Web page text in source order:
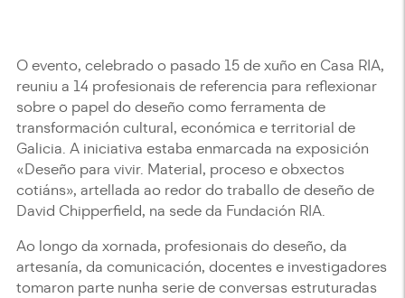
O evento, celebrado o pasado 15 de xuño en Casa RIA,
reuniu a 14 profesionais de referencia para reflexionar
sobre o papel do deseño como ferramenta de
transformación cultural, económica e territorial de
Galicia. A iniciativa estaba enmarcada na exposición
«Deseño para vivir. Material, proceso e obxectos
cotiáns», artellada ao redor do traballo de deseño de
David Chipperfield, na sede da Fundación RIA.
Ao longo da xornada, profesionais do deseño, da
artesanía, da comunicación, docentes e investigadores
tomaron parte nunha serie de conversas estruturadas